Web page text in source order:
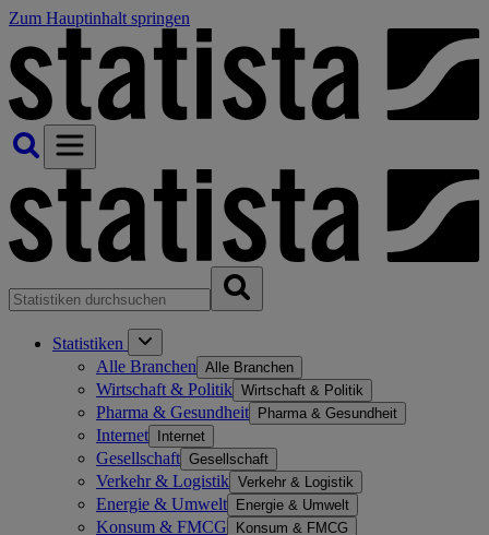
Zum Hauptinhalt springen
Statistiken
Alle Branchen Alle Branchen
Wirtschaft & Politik Wirtschaft & Politik
Pharma & Gesundheit Pharma & Gesundheit
Internet Internet
Gesellschaft Gesellschaft
Verkehr & Logistik Verkehr & Logistik
Energie & Umwelt Energie & Umwelt
Konsum & FMCG Konsum & FMCG